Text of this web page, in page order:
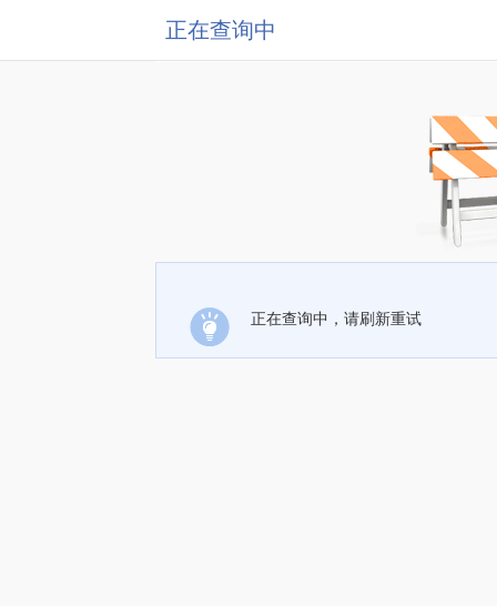
正在查询中
正在查询中，请刷新重试